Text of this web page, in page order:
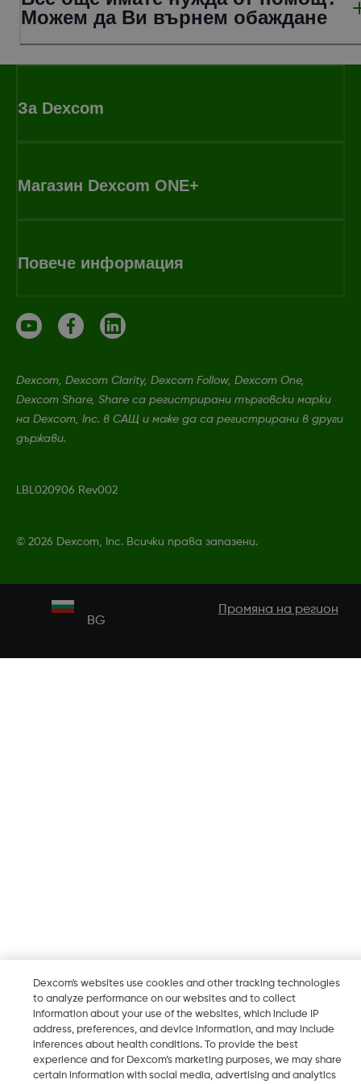
Можем да Ви върнем обаждане
За Dexcom
Магазин Dexcom ONE+
Повече информация
Dexcom, Dexcom Clarity, Dexcom Follow, Dexcom One,
Dexcom Share, Share са регистрирани търговски марки
на Dexcom, Inc. в САЩ и може да са регистрирани в други
държави.
LBL020906 Rev002
© 2026 Dexcom, Inc. Всички права запазени.
BG
Промяна на регион
Dexcom's websites use cookies and other tracking technologies
to analyze performance on our websites and to collect
information about your use of the websites, which include IP
address, preferences, and device information, and may include
inferences about health conditions. To provide the best
experience and for Dexcom’s marketing purposes, we may share
certain information with social media, advertising and analytics